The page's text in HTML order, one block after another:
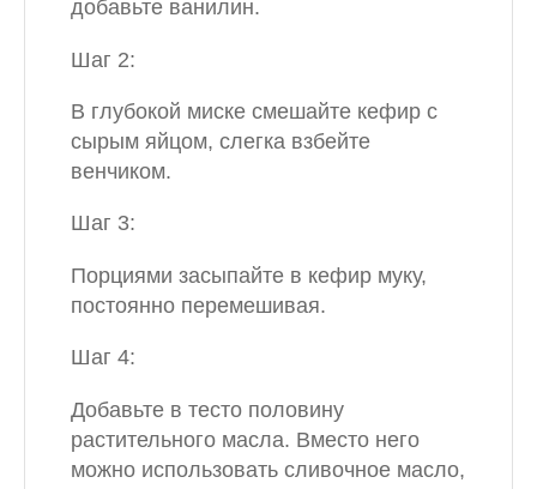
добавьте ванилин.
Шаг 2:
В глубокой миске смешайте кефир с
сырым яйцом, слегка взбейте
венчиком.
Шаг 3:
Порциями засыпайте в кефир муку,
постоянно перемешивая.
Шаг 4:
Добавьте в тесто половину
растительного масла. Вместо него
можно использовать сливочное масло,